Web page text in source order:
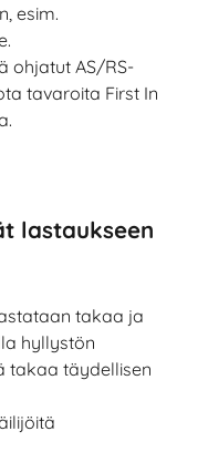
esim.
ohjatut AS/RS-
tavaroita First In
lastaukseen
takaa ja
hyllystön
takaa täydellisen